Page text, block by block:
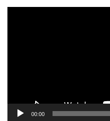
00:00